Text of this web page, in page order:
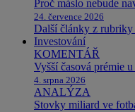
Proč máslo nebude
24. července 2026
Další články z rubriky
Investování
KOMENTÁŘ
Vyšší časová prémie
4. srpna 2026
ANALÝZA
Stovky miliard ve